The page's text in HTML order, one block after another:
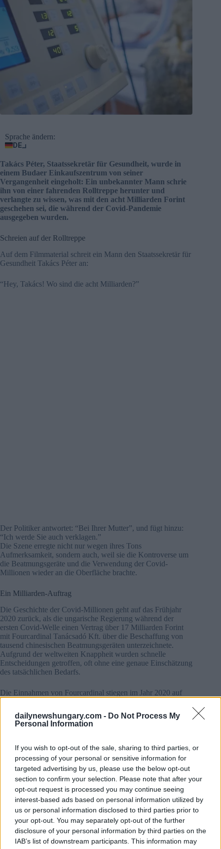
dailynewshungary.com - Do Not Process My
Personal Information
If you wish to opt-out of the sale, sharing to third parties, or
processing of your personal or sensitive information for
targeted advertising by us, please use the below opt-out
section to confirm your selection. Please note that after your
opt-out request is processed you may continue seeing
interest-based ads based on personal information utilized by
us or personal information disclosed to third parties prior to
your opt-out. You may separately opt-out of the further
disclosure of your personal information by third parties on the
IAB’s list of downstream participants. This information may
Sprache ändern:
DE
Takács Péter, Staatssekretär für Gesundheit, wurde in
einem Budaer Einkaufszentrum von seiner
Vergangenheit eingeholt: Ein unbekannter Mann schrie
ihn von einer fahrenden Rolltreppe herunter und
verlangte zu wissen, was mit den acht Milliarden Forint
geschehen sei, die während der Covid-Pandemie
ausgegeben wurden.
Schreien auf der Rolltreppe
Auf dem Filmmaterial schreit ein Mann den Staatssekretär für
Gesundheit Takács Péter an:
“Hey, Takács! Wo sind die acht Milliarden?”
Der Politiker antwortet: “Bei Ihrer Mutter”, und fügt hinzu:
“Ich werde Sie auch verklagen.”
Die Szene erregte nicht nur wegen ihres Tons
Aufmerksamkeit, sondern auch, weil sie die Kontroverse um
die Beatmungsgeräte und die Verwendung der Covid-
Millionen wieder an die Oberfläche brachte.
Ein Milliarden-Auftrag
Die Geschichte der Covid-Millionen geht auf das Frühjahr
2020 zurück, als die ungarische Regierung während der
ersten Covid-Welle einen Vertrag über 17 Milliarden Forint
mit Fourcardinal Tanácsadó Kft. über die Beschaffung von
tausend chinesischen Beatmungsgeräten unterzeichnete.
Aufgrund der weltweiten Knappheit wurden schnelle
Entscheidungen getroffen, oft ohne eine genaue Einschätzung
des tatsächlichen Bedarfs.
Die Einnahmen von Fourcardinal stiegen im Jahr 2020 auf
fast 50 Milliarden Forint, was einer 218-fachen Steigerung
Dividenden aus dem Unternehmen abgezogen, das daraufhin
aufgelöst wurde. Das Geschäft mit den Beatmungsgeräten
auch zu einem wirtschaftlichen Problem.
Wohin ist das Geld geflossen? Die Rolle der Seidenstraße
Ein erheblicher Teil des Gewinns ging an ein anderes
Unternehmen, die SRF Silk Road Fund Holding Zrt., die
letztlich 7/8 der Einnahmen erhielt. Es handelte sich um
insgesamt 15,9 Milliarden Forint, von denen 8,05 Milliarden
als Dividende ausgeschüttet wurden. Das ist die Summe, die
die Beschaffung des Beatmungsgeräts zu einem Gegenstand
der anhaltenden Debatte gemacht hat.